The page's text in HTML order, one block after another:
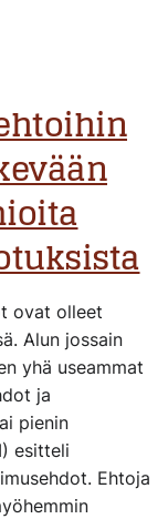
ovat olleet
Alun jossain
yhä useammat
ja
pienin
esitteli
Ehtoja